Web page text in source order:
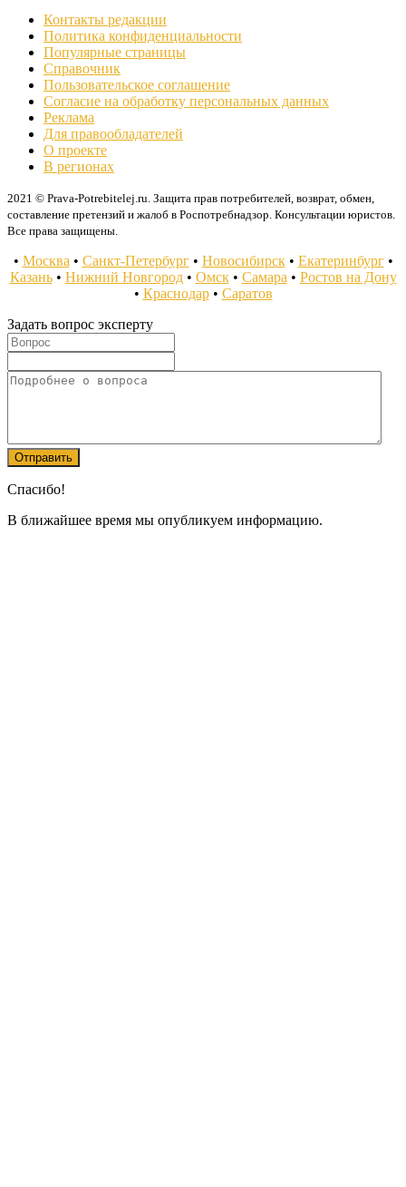
Контакты редакции
Политика конфиденциальности
Популярные страницы
Справочник
Пользовательское соглашение
Согласие на обработку персональных данных
Реклама
Для правообладателей
О проекте
В регионах
2021 © Prava-Potrebitelej.ru. Защита прав потребителей, возврат, обмен,
составление претензий и жалоб в Роспотребнадзор. Консультации юристов.
Все права защищены.
• Москва • Санкт-Петербург• Новосибирск• Екатеринбург•
Казань• Нижний Новгород• Омск• Самара • Ростов на Дону
• Краснодар• Саратов
Задать вопрос эксперту
Спасибо!
В ближайшее время мы опубликуем информацию.